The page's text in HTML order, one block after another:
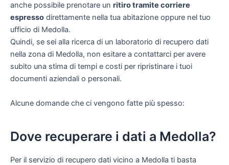
anche possibile prenotare un ritiro tramite corriere
espresso direttamente nella tua abitazione oppure nel tuo
ufficio di Medolla.
Quindi, se sei alla ricerca di un laboratorio di recupero dati
nella zona di Medolla, non esitare a contattarci per avere
subito una stima di tempi e costi per ripristinare i tuoi
documenti aziendali o personali.
Alcune domande che ci vengono fatte più spesso:
Dove recuperare i dati a Medolla?
Per il servizio di recupero dati vicino a Medolla ti basta